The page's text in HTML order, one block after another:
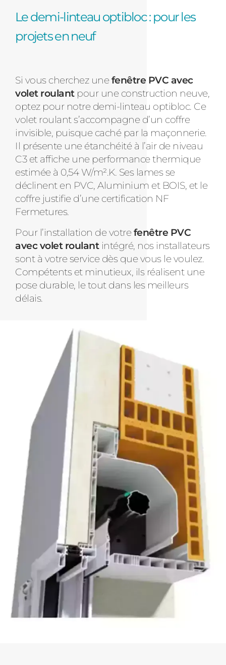
Le demi-linteau optibloc : pour les
projets en neuf
Si vous cherchez unefenêtre PVC avec
volet roulantpour une construction neuve,
optez pour notre demi-linteau optibloc. Ce
volet roulant s’accompagne d’un coffre
invisible, puisque caché par la maçonnerie.
Il présente une étanchéité à l’air de niveau
C3 et affiche une performance thermique
estimée à 0,54 W/m².K. Ses lames se
déclinent en PVC, Aluminium et BOIS, et le
coffre justifie d’une certification NF
Fermetures.
Pour l’installation de votrefenêtre PVC
avec volet roulantintégré, nos installateurs
sont à votre service dès que vous le voulez.
Compétents et minutieux, ils réalisent une
pose durable, le tout dans les meilleurs
délais.